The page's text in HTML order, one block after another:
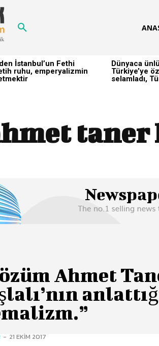
İstanbul’un Fethi
ruhu, emperyalizmin
Dünyaca
Türkiye’ye
selamladı,
taner
Ahmet
- 21 EKIM 2017